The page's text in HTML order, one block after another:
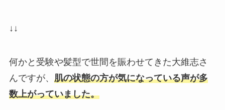
↓↓
何かと受験や髪型で世間を賑わせてきた大維志さ
んですが、 肌の状態の方が気になっている声が多
数上がっていました。